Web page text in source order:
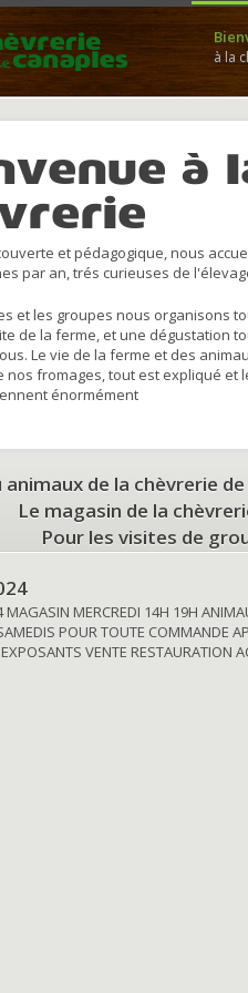
à la
à
et pédagogique, nous
par an, trés curieuses de
et les groupes nous organisons
de la ferme, et une dégustation
Le vie de la ferme et des
nos fromages, tout est expliqué et
énormément
animaux de la chèvrerie
Le magasin de la
Pour les visites de
MAGASIN MERCREDI 14H 19H
POUR TOUTE COMMANDE
VENTE RESTAURATION